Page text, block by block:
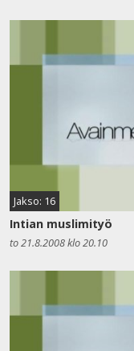
Jakso: 16
Intian muslimityö
to 21.8.2008 klo 20.10